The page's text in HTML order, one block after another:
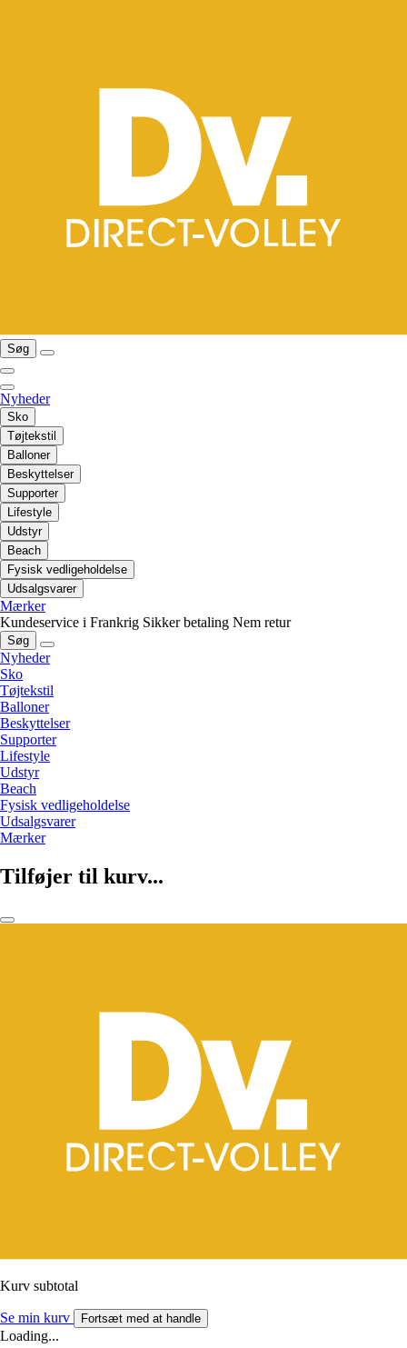
Søg
Nyheder
Sko
Tøjtekstil
Balloner
Beskyttelser
Supporter
Lifestyle
Udstyr
Beach
Fysisk vedligeholdelse
Udsalgsvarer
Mærker
Kundeservice i Frankrig Sikker betaling Nem retur
Søg
Nyheder
Sko
Tøjtekstil
Balloner
Beskyttelser
Supporter
Lifestyle
Udstyr
Beach
Fysisk vedligeholdelse
Udsalgsvarer
Mærker
Tilføjer til kurv...
Kurv subtotal
Se min kurv Fortsæt med at handle
Loading...